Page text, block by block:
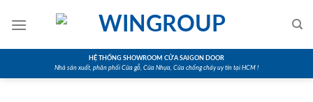
HỆ THỐNG SHOWROOM CỬA SAIGON DOOR
Nhà sản xuất, phân phối Cửa gỗ, Cửa Nhựa, Cửa chống cháy uy tín tại HCM !